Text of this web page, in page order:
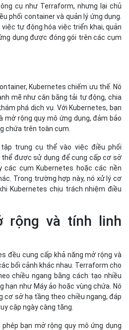
cụ như Terraform, nhưng lại chủ
phối container và quản lý ứng dụng.
tự động hóa việc triển khai, quản
dụng được đóng gói trên các cụm
Kubernetes chiếm ưu thế. Nó
mẽ như cân bằng tải tự động, chia
phá dịch vụ. Với Kubernetes, bạn
mở rộng quy mô ứng dụng, đảm bảo
chứa trên toàn cụm.
trung cụ thể vào việc điều phối
được sử dụng để cung cấp cơ sở
cụm Kubernetes hoặc các nền
Trong trường hợp này, nó xử lý cơ
Kubernetes chịu trách nhiệm điều
rộng và tính linh
đều cung cấp khả năng mở rộng và
bối cảnh khác nhau. Terraform cho
chiều ngang bằng cách tạo nhiều
hạn như Máy ảo hoặc vùng chứa. Nó
cơ sở hạ tầng theo chiều ngang, đáp
cập ngày càng tăng.
bạn mở rộng quy mô ứng dụng